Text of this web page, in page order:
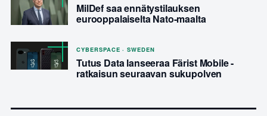
MilDef saa ennätystilauksen
eurooppalaiselta Nato-maalta
CYBERSPACE · SWEDEN
Tutus Data lanseeraa Färist Mobile -
ratkaisun seuraavan sukupolven